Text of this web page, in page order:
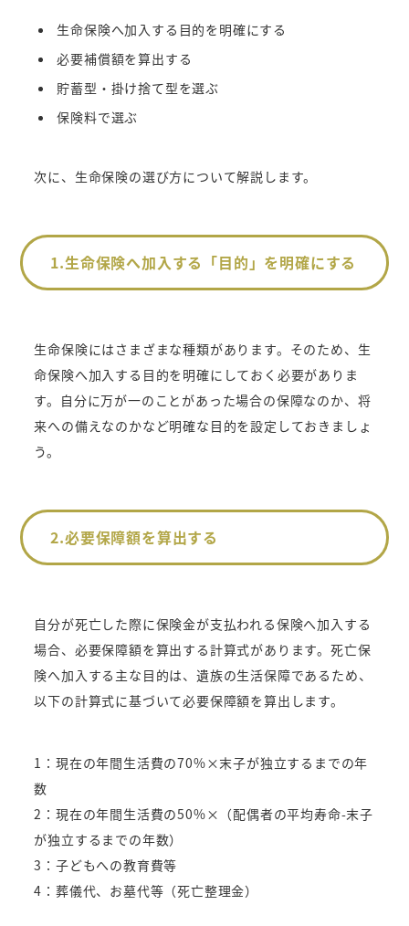
生命保険へ加入する目的を明確にする
必要補償額を算出する
貯蓄型・掛け捨て型を選ぶ
保険料で選ぶ
次に、生命保険の選び方について解説します。
1.生命保険へ加入する「目的」を明確にする
生命保険にはさまざまな種類があります。そのため、生
命保険へ加入する目的を明確にしておく必要がありま
す。自分に万が一のことがあった場合の保障なのか、将
来への備えなのかなど明確な目的を設定しておきましょ
う。
2.必要保障額を算出する
自分が死亡した際に保険金が支払われる保険へ加入する
場合、必要保障額を算出する計算式があります。死亡保
険へ加入する主な目的は、遺族の生活保障であるため、
以下の計算式に基づいて必要保障額を算出します。
1：現在の年間生活費の70%×末子が独立するまでの年
数
2：現在の年間生活費の50%×（配偶者の平均寿命-末子
が独立するまでの年数）
3：子どもへの教育費等
4：葬儀代、お墓代等（死亡整理金）